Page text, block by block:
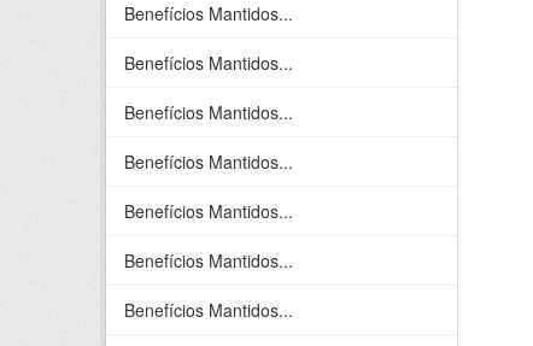
Benefícios Mantidos...
Benefícios Mantidos...
Benefícios Mantidos...
Benefícios Mantidos...
Benefícios Mantidos...
Benefícios Mantidos...
Benefícios Mantidos...